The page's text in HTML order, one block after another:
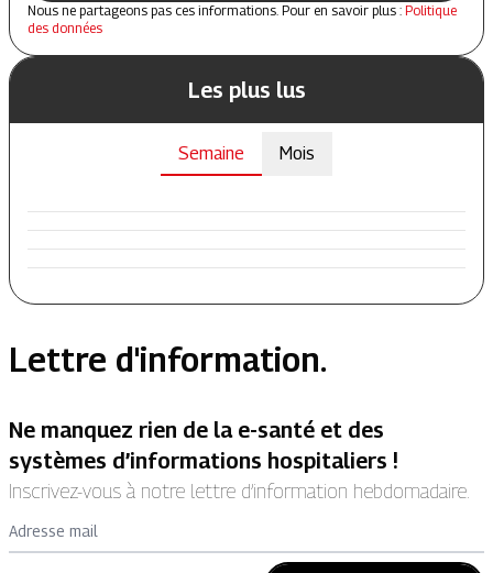
Nous ne partageons pas ces informations. Pour en savoir plus : Politique
des données
Les plus lus
Semaine Mois
Lettre d'information.
Ne manquez rien de la e-santé et des
systèmes d’informations hospitaliers !
Inscrivez-vous à notre lettre d’information hebdomadaire.
Adresse mail